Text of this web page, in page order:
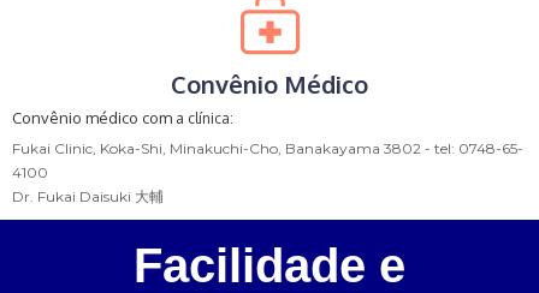
Convênio Médico
Convênio médico com a clínica:
Fukai Clinic, Koka-Shi, Minakuchi-Cho, Banakayama 3802 - tel: 0748-65-
4100
Dr. Fukai Daisuki 大輔
Facilidade e